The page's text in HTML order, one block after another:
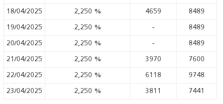
18/04/2025 2,250 % 4659 8489
19/04/2025 2,250 % - 8489
20/04/2025 2,250 % - 8489
21/04/2025 2,250 % 3970 7600
22/04/2025 2,250 % 6118 9748
23/04/2025 2,250 % 3811 7441